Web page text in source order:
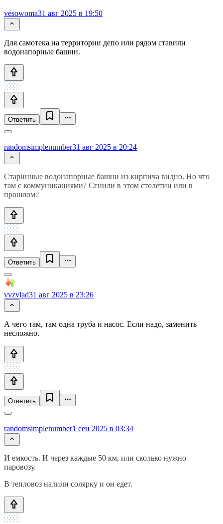
vesowoma31 авг 2025 в 19:50
Для самотека на территории депо или рядом ставили
водонапорные башни.
Ответить
randomsimplenumber31 авг 2025 в 20:24
Старинные водонапорные башни из кирпича видно. Но что
там с коммуникациями? Сгнили в этом столетии или в
прошлом?
Ответить
vvzvlad31 авг 2025 в 23:26
А чего там, там одна труба и насос. Если надо, заменить
несложно.
Ответить
randomsimplenumber1 сен 2025 в 03:34
И емкость. И через каждые 50 км, или сколько нужно
паровозу.
В тепловоз налили солярку и он едет.